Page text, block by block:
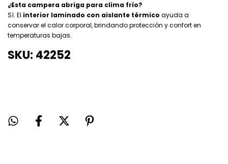
¿Esta campera abriga para clima frío?
Sí. El interior laminado con aislante térmico ayuda a
conservar el calor corporal, brindando protección y confort en
temperaturas bajas.
SKU: 42252